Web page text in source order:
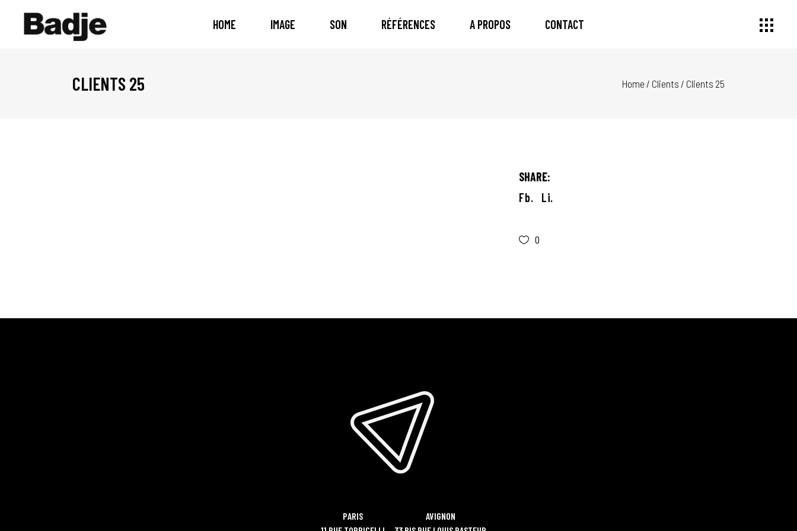
HOME IMAGE SON RÉFÉRENCES A PROPOS CONTACT
CLIENTS 25 Home / Clients / Clients 25
SHARE:
Fb.
Li.
0
PARIS
AVIGNON